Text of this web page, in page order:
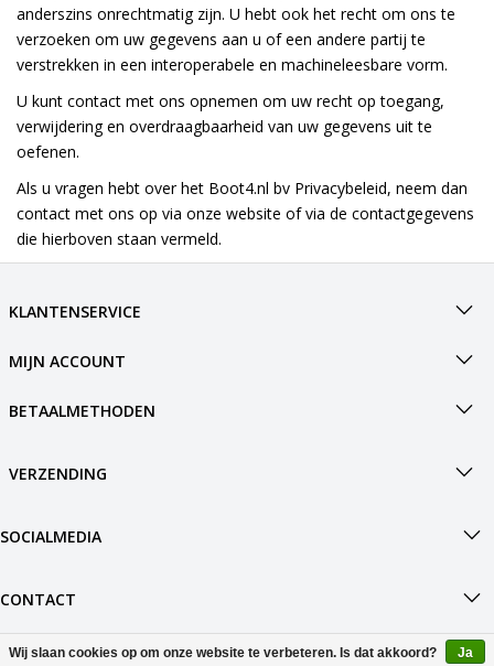
anderszins onrechtmatig zijn. U hebt ook het recht om ons te
verzoeken om uw gegevens aan u of een andere partij te
verstrekken in een interoperabele en machineleesbare vorm.
U kunt contact met ons opnemen om uw recht op toegang,
verwijdering en overdraagbaarheid van uw gegevens uit te
oefenen.
Als u vragen hebt over het Boot4.nl bv Privacybeleid, neem dan
contact met ons op via onze website of via de contactgegevens
die hierboven staan vermeld.
KLANTENSERVICE
MIJN ACCOUNT
BETAALMETHODEN
VERZENDING
SOCIALMEDIA
CONTACT
Wij slaan cookies op om onze website te verbeteren. Is dat akkoord? Ja